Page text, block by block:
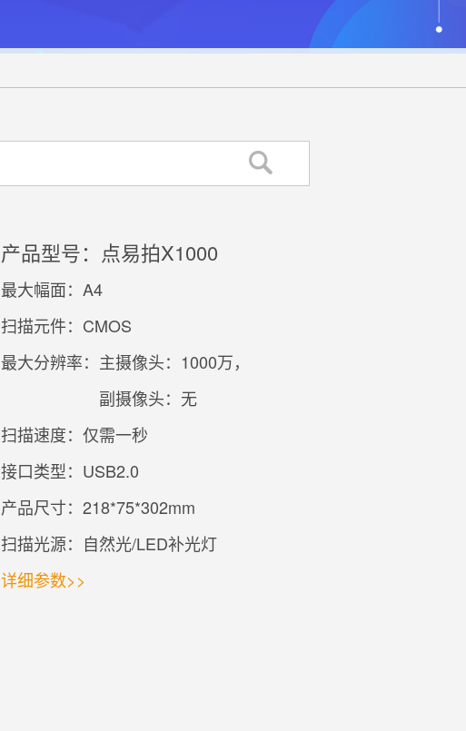
产品型号：点易拍X1000
最大幅面：A4
扫描元件：CMOS
最大分辨率： 主摄像头：1000万，
副摄像头：无
扫描速度：仅需一秒
接口类型：USB2.0
产品尺寸：218*75*302mm
扫描光源：自然光/LED补光灯
详细参数>>